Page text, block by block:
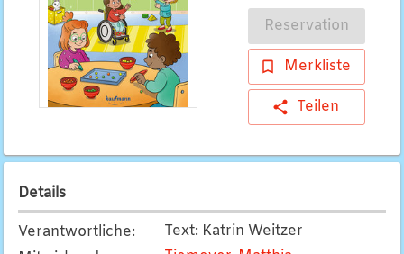
Reservation
Merkliste
Teilen
Details
Verantwortliche:
Text: Katrin Weitzer